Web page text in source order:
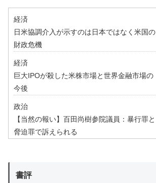
経済
日米協調介入が示すのは日本ではなく米国の
財政危機
経済
巨大IPOが殺した米株市場と世界金融市場の
今後
政治
【当然の報い】百田尚樹参院議員：暴行罪と
脅迫罪で訴えられる
書評